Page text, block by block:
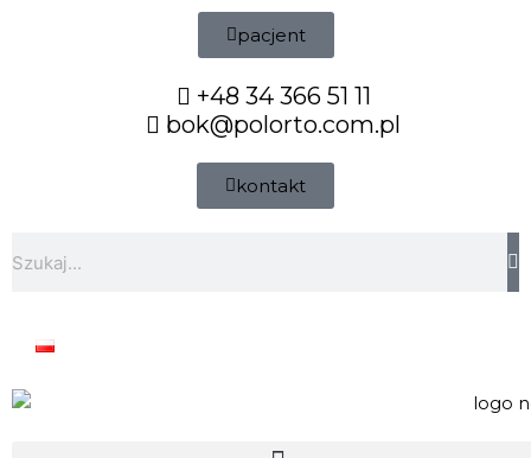
pacjent
+48 34 366 51 11
bok@polorto.com.pl
kontakt